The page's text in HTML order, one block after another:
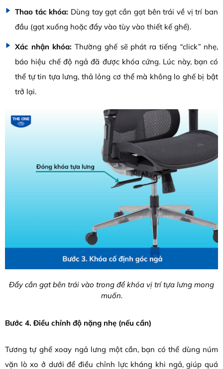
Thao tác khóa: Dùng tay gạt cần gạt bên trái về vị trí ban
đầu (gạt xuống hoặc đẩy vào tùy vào thiết kế ghế).
Xác nhận khóa: Thường ghế sẽ phát ra tiếng “click” nhẹ,
báo hiệu chế độ ngả đã được khóa cứng. Lúc này, bạn có
thể tự tin tựa lưng, thả lỏng cơ thể mà không lo ghế bị bật
trở lại.
Đẩy cần gạt bên trái vào trong để khóa vị trí tựa lưng mong
muốn.
Bước 4. Điều chỉnh độ nặng nhẹ (nếu cần)
Tương tự ghế xoay ngả lưng một cần, bạn có thể dùng núm
vặn lò xo ở dưới để điều chỉnh lực kháng khi ngả, giúp quá